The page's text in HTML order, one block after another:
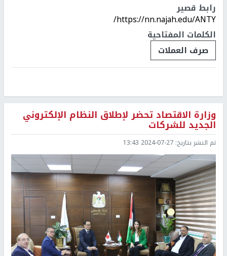
رابط قصير
https://nn.najah.edu/ANTY/
الكلمات المفتاحية
صرف العملات
وزارة الاقتصاد تحضر لإطلاق النظام الإلكتروني
الجديد للشركات
تم النشر بتاريخ: 2024-07-27 13:43